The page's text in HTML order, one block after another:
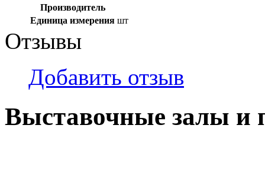
Производитель
Единица измерения шт
Отзывы
Добавить отзыв
Выставочные залы и